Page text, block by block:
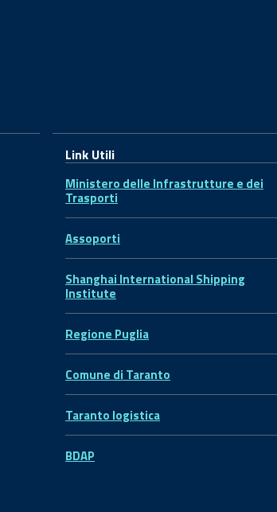
Link Utili
Ministero delle Infrastrutture e dei
Trasporti
Assoporti
Shanghai International Shipping
Institute
Regione Puglia
Comune di Taranto
Taranto logistica
BDAP